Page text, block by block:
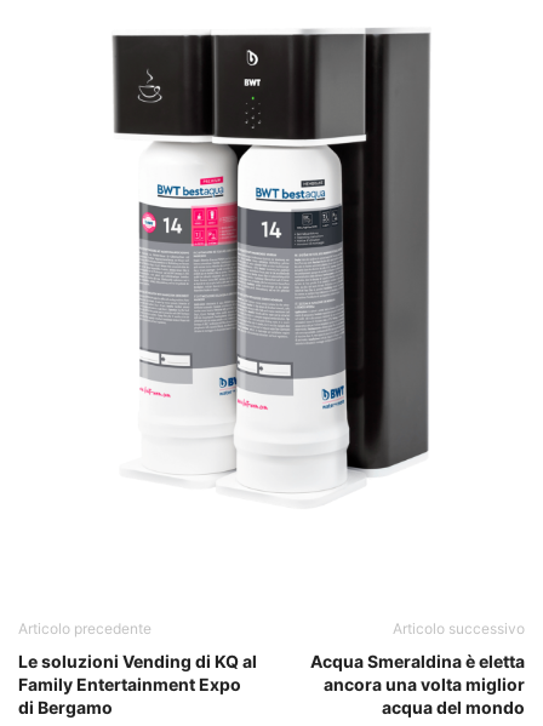
Articolo precedente
Le soluzioni Vending di KQ al
Family Entertainment Expo
di Bergamo
Articolo successivo
Acqua Smeraldina è eletta
ancora una volta miglior
acqua del mondo